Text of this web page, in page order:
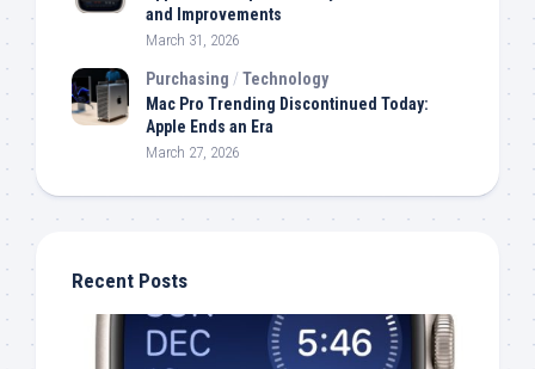
and Improvements
March 31, 2026
Purchasing /Technology
Mac Pro Trending Discontinued Today:
Apple Ends an Era
March 27, 2026
Recent Posts